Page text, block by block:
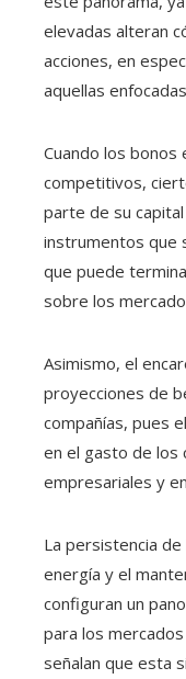
elevadas alteran
acciones, en
aquellas
Cuando los
competitivos,
parte de su
instrumentos que
que puede
sobre los
Asimismo, el
proyecciones de
compañías, pues
en el gasto de los
empresariales y
La persistencia
energía y el
configuran un
para los
señalan que esta